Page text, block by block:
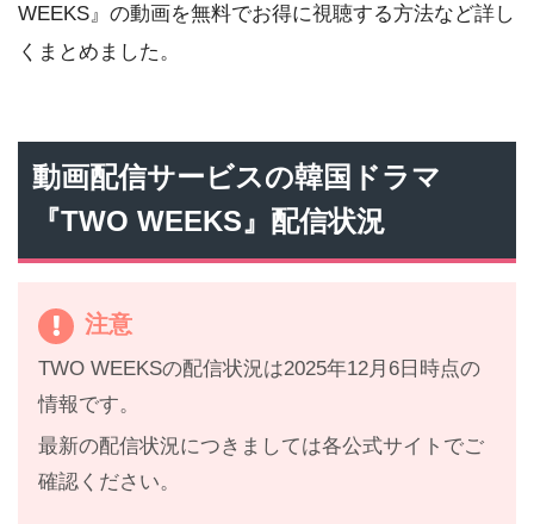
WEEKS』の動画を無料でお得に視聴する方法など詳し
くまとめました。
動画配信サービスの韓国ドラマ
『TWO WEEKS』配信状況
注意
TWO WEEKSの配信状況は2025年12月6日時点の
情報です。
最新の配信状況につきましては各公式サイトでご
確認ください。